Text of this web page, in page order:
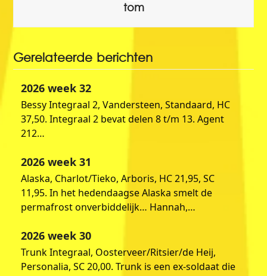
tom
Gerelateerde berichten
2026 week 32
Bessy Integraal 2, Vandersteen, Standaard, HC
37,50. Integraal 2 bevat delen 8 t/m 13. Agent
212…
2026 week 31
Alaska, Charlot/Tieko, Arboris, HC 21,95, SC
11,95. In het hedendaagse Alaska smelt de
permafrost onverbiddelijk… Hannah,…
2026 week 30
Trunk Integraal, Oosterveer/Ritsier/de Heij,
Personalia, SC 20,00. Trunk is een ex-soldaat die